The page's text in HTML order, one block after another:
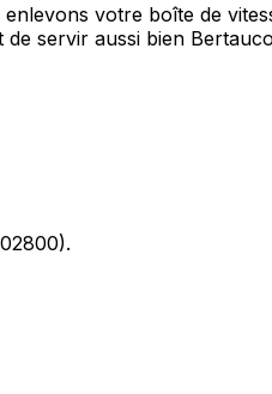
votre boîte de
servir aussi bien